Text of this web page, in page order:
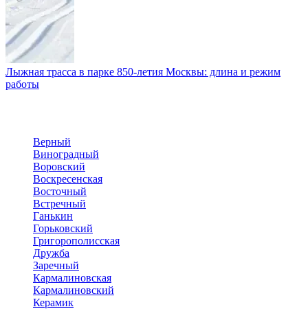
Лыжная трасса в парке 850-летия Москвы: длина и режим
работы
Верный
Виноградный
Воровский
Воскресенская
Восточный
Встречный
Ганькин
Горьковский
Григорополисская
Дружба
Заречный
Кармалиновская
Кармалиновский
Керамик